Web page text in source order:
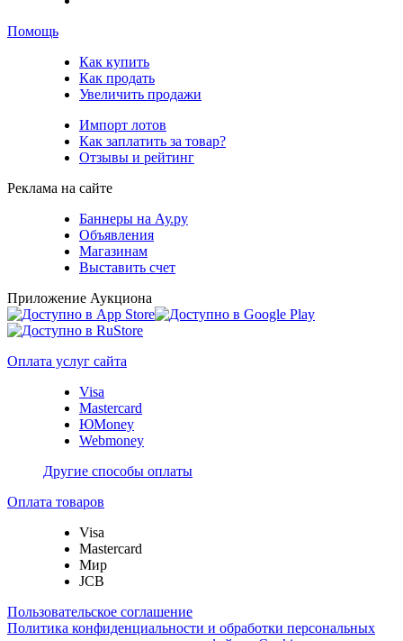
Помощь
Как купить
Как продать
Увеличить продажи
Импорт лотов
Как заплатить за товар?
Отзывы и рейтинг
Реклама на сайте
Баннеры на Ау.ру
Объявления
Магазинам
Выставить счет
Приложение Аукциона
Оплата услуг сайта
Visa
Mastercard
ЮMoney
Webmoney
Другие способы оплаты
Оплата товаров
Visa
Mastercard
Мир
JCB
Пользовательское соглашение
Политика конфиденциальности и обработки персональных